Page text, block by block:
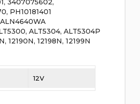
PH10181401
ALT5304, ALT5304P
12190N, 12198N, 12199N
12V